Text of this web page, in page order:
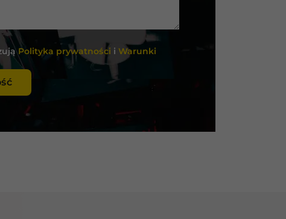
Polityka prywatności i Warunki